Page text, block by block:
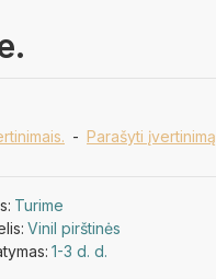
- Parašyti įvertinimą
Turime
Vinil pirštinės
1-3 d. d.